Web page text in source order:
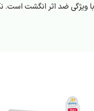
با ویژگی ضد اثر انگشت